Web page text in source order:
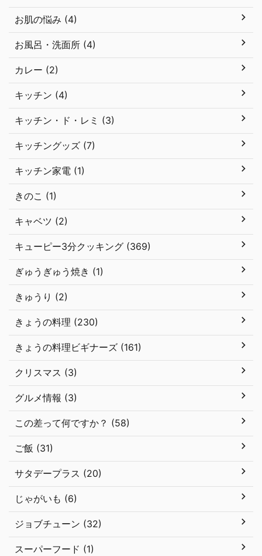
お肌の悩み (4)
お風呂・洗面所 (4)
カレー (2)
キッチン (4)
キッチン・ド・レミ (3)
キッチングッズ (7)
キッチン家電 (1)
きのこ (1)
キャベツ (2)
キューピー3分クッキング (369)
ぎゅうぎゅう焼き (1)
きゅうり (2)
きょうの料理 (230)
きょうの料理ビギナーズ (161)
クリスマス (3)
グルメ情報 (3)
この差って何ですか？ (58)
ご飯 (31)
サタデープラス (20)
じゃがいも (6)
ジョブチューン (32)
スーパーフード (1)